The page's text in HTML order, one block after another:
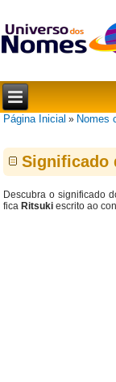
Página Inicial » Nomes
Significado
Descubra o significado
fica Ritsuki escrito ao